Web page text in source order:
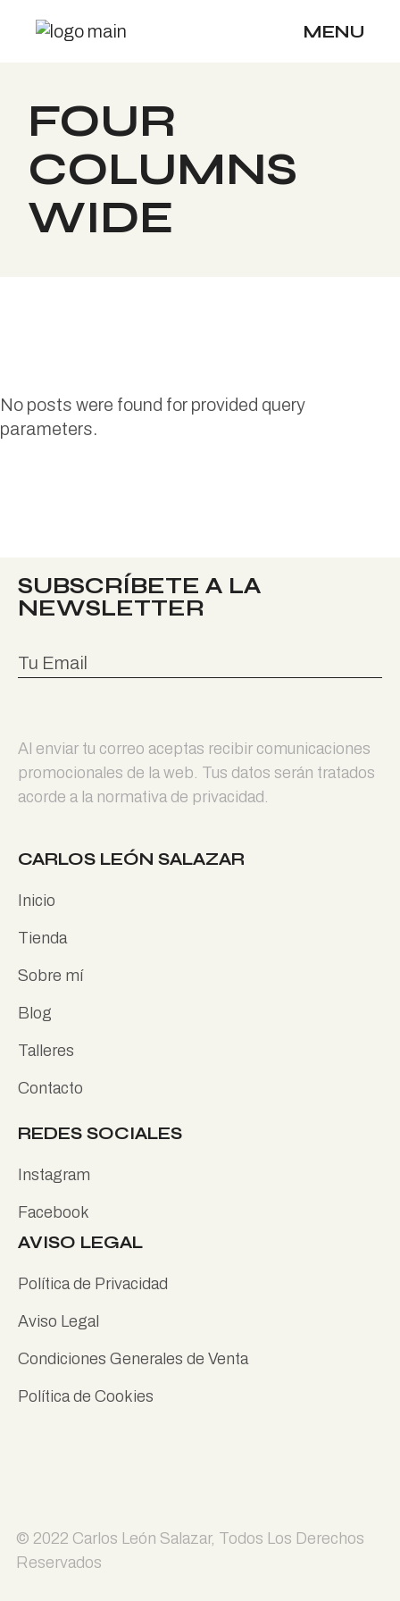
MENU
FOUR
COLUMNS
WIDE
No posts were found for provided query
parameters.
SUBSCRÍBETE A LA
NEWSLETTER
Al enviar tu correo aceptas recibir comunicaciones
promocionales de la web. Tus datos serán tratados
acorde a la normativa de privacidad.
CARLOS LEÓN SALAZAR
Inicio
Tienda
Sobre mí
Blog
Talleres
Contacto
REDES SOCIALES
Instagram
Facebook
AVISO LEGAL
Política de Privacidad
Aviso Legal
Condiciones Generales de Venta
Política de Cookies
© 2022 Carlos León Salazar, Todos Los Derechos
Reservados